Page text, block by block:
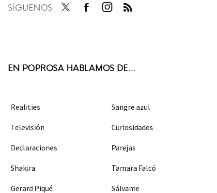
SÍGUENOS
EN POPROSA HABLAMOS DE...
Realities Sangre azul
Televisión Curiosidades
Declaraciones Parejas
Shakira Tamara Falcó
Gerard Piqué Sálvame